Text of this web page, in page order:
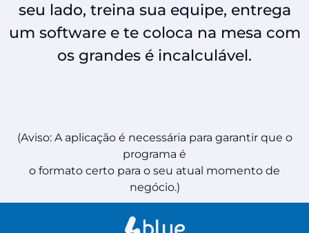
seu lado, treina sua equipe, entrega
um software e te coloca na mesa com
os grandes é incalculável.
(Aviso: A aplicação é necessária para garantir que o
programa é
o formato certo para o seu atual momento de
negócio.)